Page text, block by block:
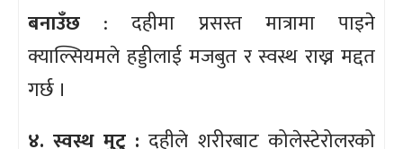
बनाउँछ : दहीमा प्रसस्त मात्रामा पाइने
क्याल्सियमले हड्डीलाई मजबुत र स्वस्थ राख्न मद्दत
गर्छ ।
४. स्वस्थ मुटु :दहीले शरीरबाट कोलेस्टेरोलरको